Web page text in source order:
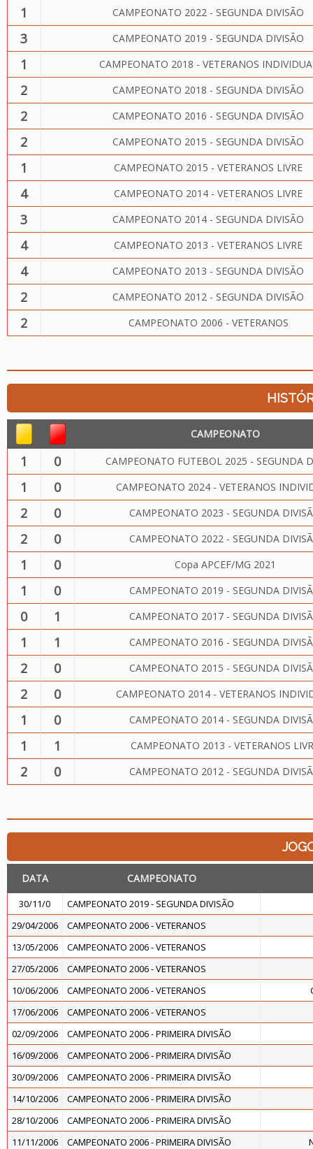
1 CAMPEONATO 2022 - SEGUNDA DIVISÃO
3 CAMPEONATO 2019 - SEGUNDA DIVISÃO
1 CAMPEONATO 2018 - VETERANOS
2 CAMPEONATO 2018 - SEGUNDA DIVISÃO
2 CAMPEONATO 2016 - SEGUNDA DIVISÃO
2 CAMPEONATO 2015 - SEGUNDA DIVISÃO
1 CAMPEONATO 2015 - VETERANOS LIVRE
4 CAMPEONATO 2014 - VETERANOS LIVRE
3 CAMPEONATO 2014 - SEGUNDA DIVISÃO
4 CAMPEONATO 2013 - VETERANOS LIVRE
4 CAMPEONATO 2013 - SEGUNDA DIVISÃO
2 CAMPEONATO 2012 - SEGUNDA DIVISÃO
2 CAMPEONATO 2006 - VETERANOS
CAMPEONATO
1 0 CAMPEONATO FUTEBOL 2025 - SEGUNDA
1 0 CAMPEONATO 2024 - VETERANOS
2 0 CAMPEONATO 2023 - SEGUNDA
2 0 CAMPEONATO 2022 - SEGUNDA
1 0 Copa APCEF/MG 2021
1 0 CAMPEONATO 2019 - SEGUNDA
0 1 CAMPEONATO 2017 - SEGUNDA
1 1 CAMPEONATO 2016 - SEGUNDA
2 0 CAMPEONATO 2015 - SEGUNDA
2 0 CAMPEONATO 2014 - VETERANOS
1 0 CAMPEONATO 2014 - SEGUNDA
1 1 CAMPEONATO 2013 - VETERANOS
2 0 CAMPEONATO 2012 - SEGUNDA
DATA CAMPEONATO
30/11/0
CAMPEONATO 2019 - SEGUNDA DIVISÃO
29/04/2006
CAMPEONATO 2006 - VETERANOS
13/05/2006
CAMPEONATO 2006 - VETERANOS
27/05/2006
CAMPEONATO 2006 - VETERANOS
10/06/2006
CAMPEONATO 2006 - VETERANOS
17/06/2006
CAMPEONATO 2006 - VETERANOS
02/09/2006
CAMPEONATO 2006 - PRIMEIRA DIVISÃO
16/09/2006
CAMPEONATO 2006 - PRIMEIRA DIVISÃO
30/09/2006
CAMPEONATO 2006 - PRIMEIRA DIVISÃO
14/10/2006
CAMPEONATO 2006 - PRIMEIRA DIVISÃO
28/10/2006
CAMPEONATO 2006 - PRIMEIRA DIVISÃO
11/11/2006
CAMPEONATO 2006 - PRIMEIRA DIVISÃO